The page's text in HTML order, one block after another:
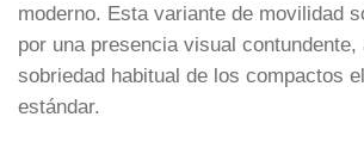
moderno. Esta variante de movilidad
por una presencia visual contundente,
sobriedad habitual de los compactos
estándar.